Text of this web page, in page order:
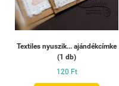
Textiles nyuszik... ajándékcímke
(1 db)
120 Ft